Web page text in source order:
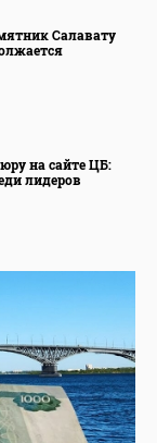
Салавату
на сайте ЦБ:
лидеров